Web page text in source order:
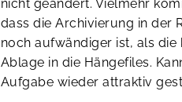
nicht geändert. Vielmehr
dass die Archivierung in der
noch aufwändiger ist, als die
Ablage in die Hängefiles.
Aufgabe wieder attraktiv